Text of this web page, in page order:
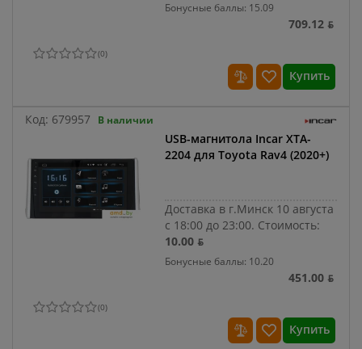
Бонусные баллы: 15.09
709.12 ƃ
(0)
Купить
Код: 679957 В наличии
USB-магнитола Incar XTA-
2204 для Toyota Rav4 (2020+)
Доставка в г.Минск 10 августа
с 18:00 до 23:00. Стоимость:
10.00 ƃ
Бонусные баллы: 10.20
451.00 ƃ
(0)
Купить